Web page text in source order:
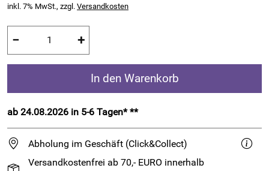
inkl. 7% MwSt., zzgl. Versandkosten
− +
In den Warenkorb
ab 24.08.2026 in 5-6 Tagen* **
Abholung im Geschäft (Click&Collect)
Versandkostenfrei ab 70,- EURO innerhalb